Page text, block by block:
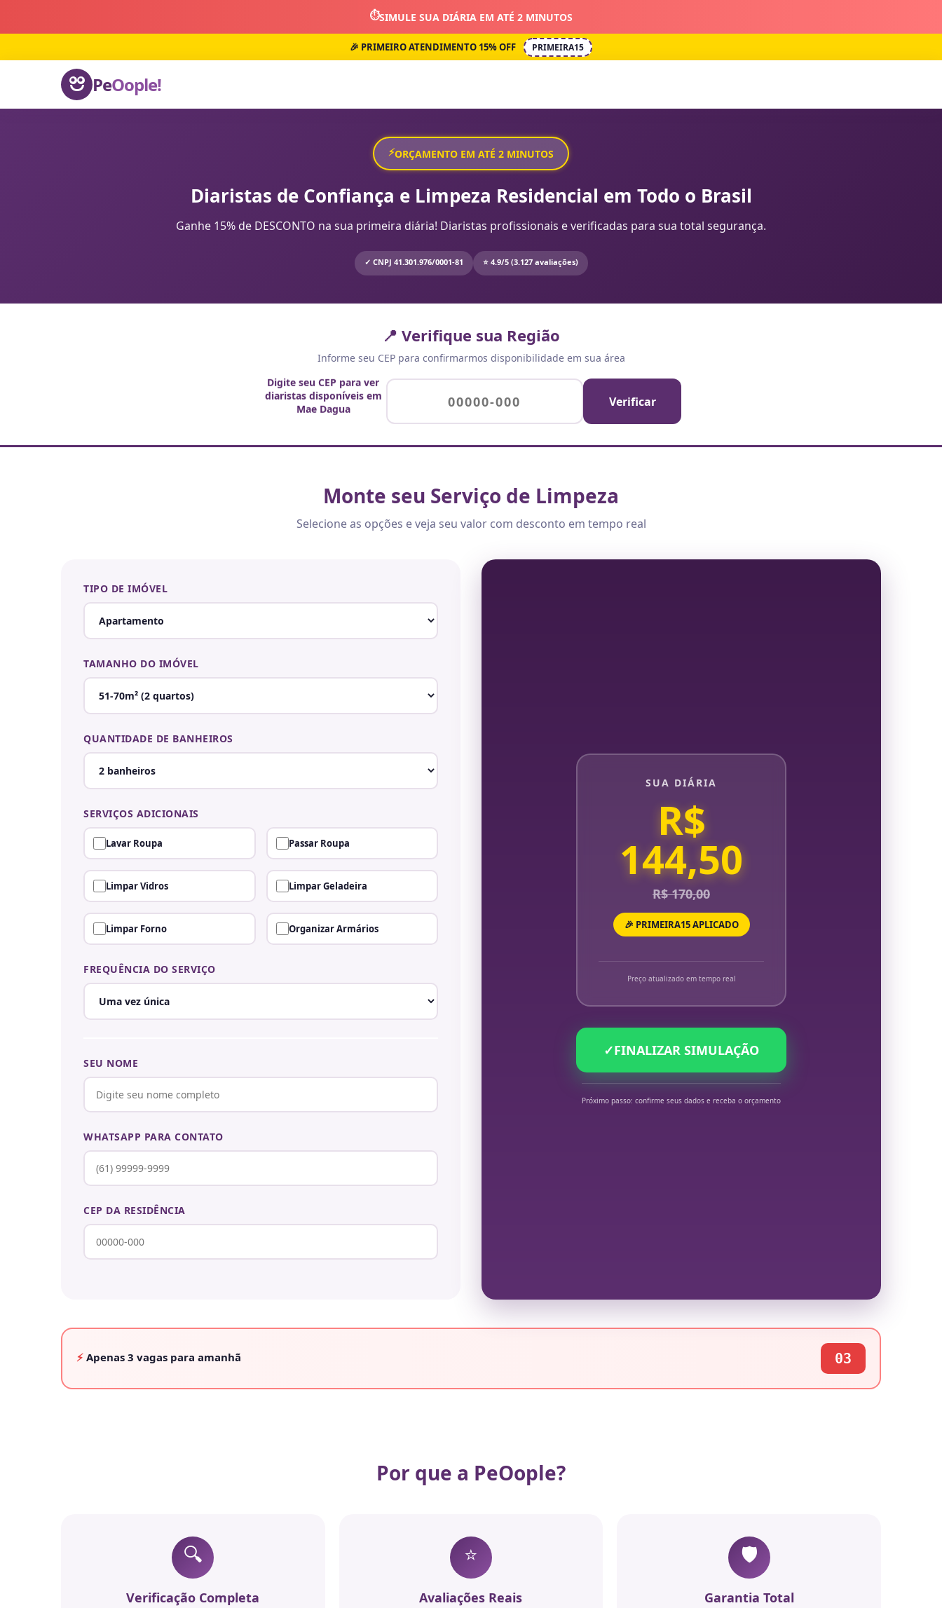
⏱️SIMULE SUA DIÁRIA EM ATÉ 2 MINUTOS
🎉 PRIMEIRO ATENDIMENTO 15% OFF PRIMEIRA15
PeOople!
⚡ORÇAMENTO EM ATÉ 2 MINUTOS
Diaristas de Confiança e Limpeza Residencial em Todo o Brasil
Ganhe 15% de DESCONTO na sua primeira diária! Diaristas profissionais e verificadas para sua total segurança.
✓ CNPJ 41.301.976/0001-81 ⭐ 4.9/5 (3.127 avaliações)
📍 Verifique sua Região
Informe seu CEP para confirmarmos disponibilidade em sua área
Digite seu CEP para ver
diaristas disponíveis em
Mae Dagua
Verificar
Monte seu Serviço de Limpeza
Selecione as opções e veja seu valor com desconto em tempo real
TIPO DE IMÓVEL
TAMANHO DO IMÓVEL
QUANTIDADE DE BANHEIROS
SERVIÇOS ADICIONAIS
Lavar Roupa Passar Roupa
Limpar Vidros Limpar Geladeira
Limpar Forno Organizar Armários
FREQUÊNCIA DO SERVIÇO
SEU NOME
WHATSAPP PARA CONTATO
CEP DA RESIDÊNCIA
SUA DIÁRIA
R$
144,50
R$ 170,00
🎉 PRIMEIRA15 APLICADO
Preço atualizado em tempo real
✓FINALIZAR SIMULAÇÃO
Próximo passo: confirme seus dados e receba o orçamento
⚡ Apenas 3 vagas para amanhã 03
Por que a PeOople?
🔍
Verificação Completa
⭐
Avaliações Reais
🛡️
Garantia Total